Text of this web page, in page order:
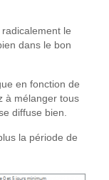
le
dans le bon
en fonction de
à mélanger tous
diffuse bien.
la période de